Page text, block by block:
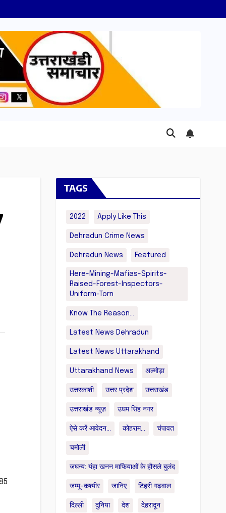
TAGS
2022 Apply Like This
Dehradun Crime News
Dehradun News Featured
Here-Mining-Mafias-Spirits-
Raised-Forest-Inspectors-
Uniform-Torn
Know The Reason...
Latest News Dehradun
Latest News Uttarakhand
Uttarakhand News अल्मोड़ा
उत्तरकाशी उत्तर प्रदेश उत्तराखंड
उत्तराखंड न्यूज़ उधम सिंह नगर
ऐसे करें आवेदन... कोहराम... चंपावत
चमोली
जघन्य: यंहा खनन माफियाओं के हौसले बुलंद
जम्मू-कश्मीर जानिए टिहरी गढ़वाल
दिल्ली दुनिया देश देहरादून